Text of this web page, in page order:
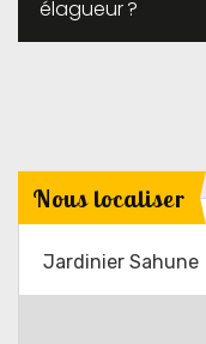
élagueur ?
Nous localiser
Jardinier Sahune